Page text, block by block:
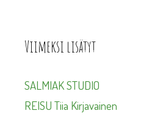
Viimeksi lisätyt
SALMIAK STUDIO
REISU Tiia Kirjavainen